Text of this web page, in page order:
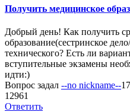
Получить медицинское
Добрый день! Как получить
образование(сестринское
технического? Есть ли
вступительные экзамены
идти:)
Вопрос задал --no nickname--
1 2961
Ответить